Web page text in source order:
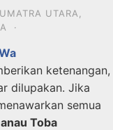
UTARA
·
ketenangan,
dilupakan. Jika
semua
Toba